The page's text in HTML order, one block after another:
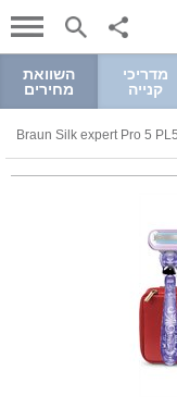
מדריכי
קנייה
השוואת
מחירים